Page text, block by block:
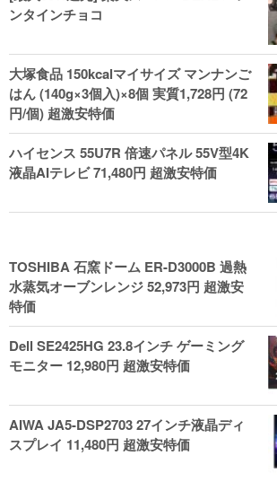
ンタインチョコ
大塚食品 150kcalマイサイズ マンナンご
はん (140g×3個入)×8個 実質1,728円 (72
円/個) 超激安特価
ハイセンス 55U7R 倍速パネル 55V型4K
液晶AIテレビ 71,480円 超激安特価
TOSHIBA 石窯ドーム ER-D3000B 過熱
水蒸気オーブンレンジ 52,973円 超激安
特価
Dell SE2425HG 23.8インチ ゲーミング
モニター 12,980円 超激安特価
AIWA JA5-DSP2703 27インチ液晶ディ
スプレイ 11,480円 超激安特価